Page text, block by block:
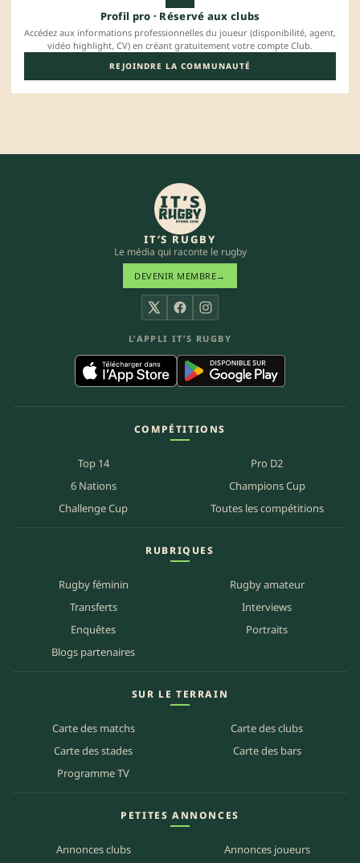
Profil pro · Réservé aux clubs
Accédez aux informations professionnelles du joueur (disponibilité, agent,
vidéo highlight, CV) en créant gratuitement votre compte Club.
REJOINDRE LA COMMUNAUTÉ
IT’S RUGBY
Le média qui raconte le rugby
DEVENIR MEMBRE→
X FacebookInstagram
L’APPLI IT’S RUGBY
COMPÉTITIONS
Top 14
Pro D2
6 Nations
Champions Cup
Challenge Cup
Toutes les compétitions
RUBRIQUES
Rugby féminin
Rugby amateur
Transferts
Interviews
Enquêtes
Portraits
Blogs partenaires
SUR LE TERRAIN
Carte des matchs
Carte des clubs
Carte des stades
Carte des bars
Programme TV
PETITES ANNONCES
Annonces clubs Annonces joueurs